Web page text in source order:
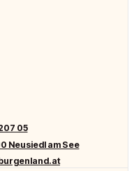
05
Neusiedl am See